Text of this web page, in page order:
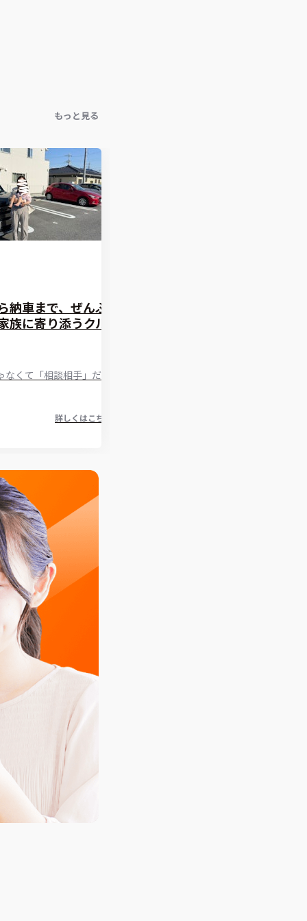
もっと見る
納車まで、ぜんぶ
族に寄り添うクル
くて「相談相手」だっ
詳しくはこちら